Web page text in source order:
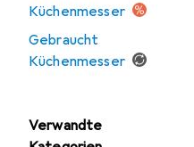
Küchenmesser
Gebraucht
Küchenmesser
Verwandte